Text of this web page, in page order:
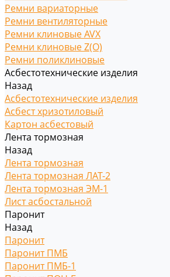
Ремни вариаторные
Ремни вентиляторные
Ремни клиновые AVX
Ремни клиновые Z(O)
Ремни поликлиновые
Асбестотехнические изделия
Назад
Асбестотехнические изделия
Асбест хризотиловый
Картон асбестовый
Лента тормозная
Назад
Лента тормозная
Лента тормозная ЛАТ-2
Лента тормозная ЭМ-1
Лист асбостальной
Паронит
Назад
Паронит
Паронит ПМБ
Паронит ПМБ-1